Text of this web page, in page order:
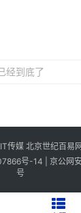
经到底了
媒 北京世纪百易
号-14
京公网
号